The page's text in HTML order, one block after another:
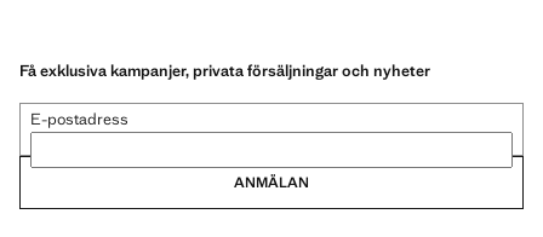
Få exklusiva kampanjer, privata försäljningar och nyheter
E-postadress
ANMÄLAN